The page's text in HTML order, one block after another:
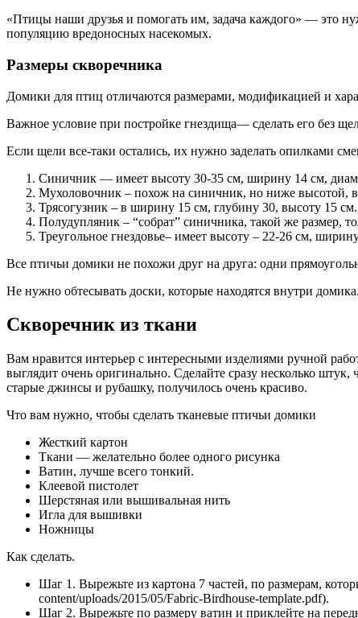
«Птицы наши друзья и помогать им, задача каждого» — это
популяцию вредоносных насекомых.
Размеры скворечника
Домики для птиц отличаются размерами, модификацией и
Важное условие при постройке гнездища— сделать его без
Если щели все-таки остались, их нужно заделать опилками
Синичник — имеет высоту 30-35 см, ширину 14 см,
Мухоловочник – похож на синичник, но ниже высотой,
Трясогузник – в ширину 15 см, глубину 30, высоту 15 см.
Полудупляник – “собрат” синичника, такой же размер,
Треугольное гнездовье– имеет высоту – 22-26 см,
Все птичьи домики не похожи друг на друга: одни
Не нужно обтесывать доски, которые находятся внутри
Скворечник из ткани
Вам нравится интерьер с интересными изделиями ручной
выглядит очень оригинально. Сделайте сразу несколько
старые джинсы и рубашку, получилось очень красиво.
Что вам нужно, чтобы сделать тканевые птичьи домики
Жесткий картон
Ткани — желательно более одного рисунка
Ватин, лучше всего тонкий.
Клеевой пистолет
Шерстяная или вышивальная нить
Игла для вышивки
Ножницы
Как сделать.
Шаг 1. Вырежьте из картона 7 частей, по размерам,
content/uploads/2015/05/Fabric-Birdhouse-template.pdf).
Шаг 2. Вырежьте по размеру ватин и приклейте на